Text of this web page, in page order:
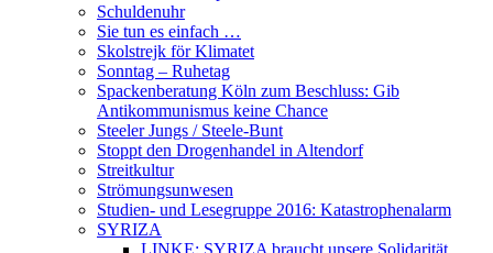
Schuldenuhr
Sie tun es einfach …
Skolstrejk för Klimatet
Sonntag – Ruhetag
Spackenberatung Köln zum Beschluss: Gib
Antikommunismus keine Chance
Steeler Jungs / Steele-Bunt
Stoppt den Drogenhandel in Altendorf
Streitkultur
Strömungsunwesen
Studien- und Lesegruppe 2016: Katastrophenalarm
SYRIZA
LINKE: SYRIZA braucht unsere Solidarität